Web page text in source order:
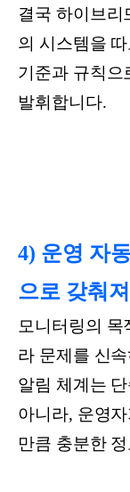
결국 하이브리
의 시스템을
기준과 규칙으
발휘합니다.
4) 운영 자
으로 갖춰
모니터링의 목
라 문제를 신
알림 체계는
아니라, 운영
만큼 충분한